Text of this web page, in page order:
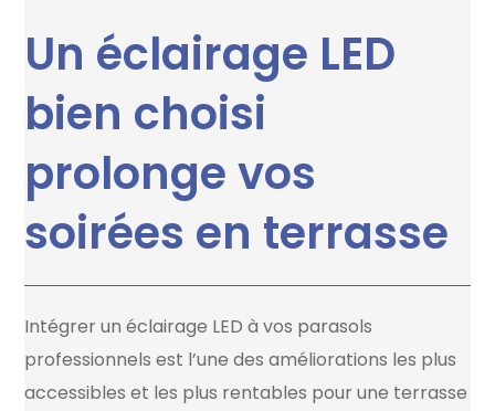
Un éclairage LED
bien choisi
prolonge vos
soirées en terrasse
Intégrer un éclairage LED à vos parasols
professionnels est l’une des améliorations les plus
accessibles et les plus rentables pour une terrasse